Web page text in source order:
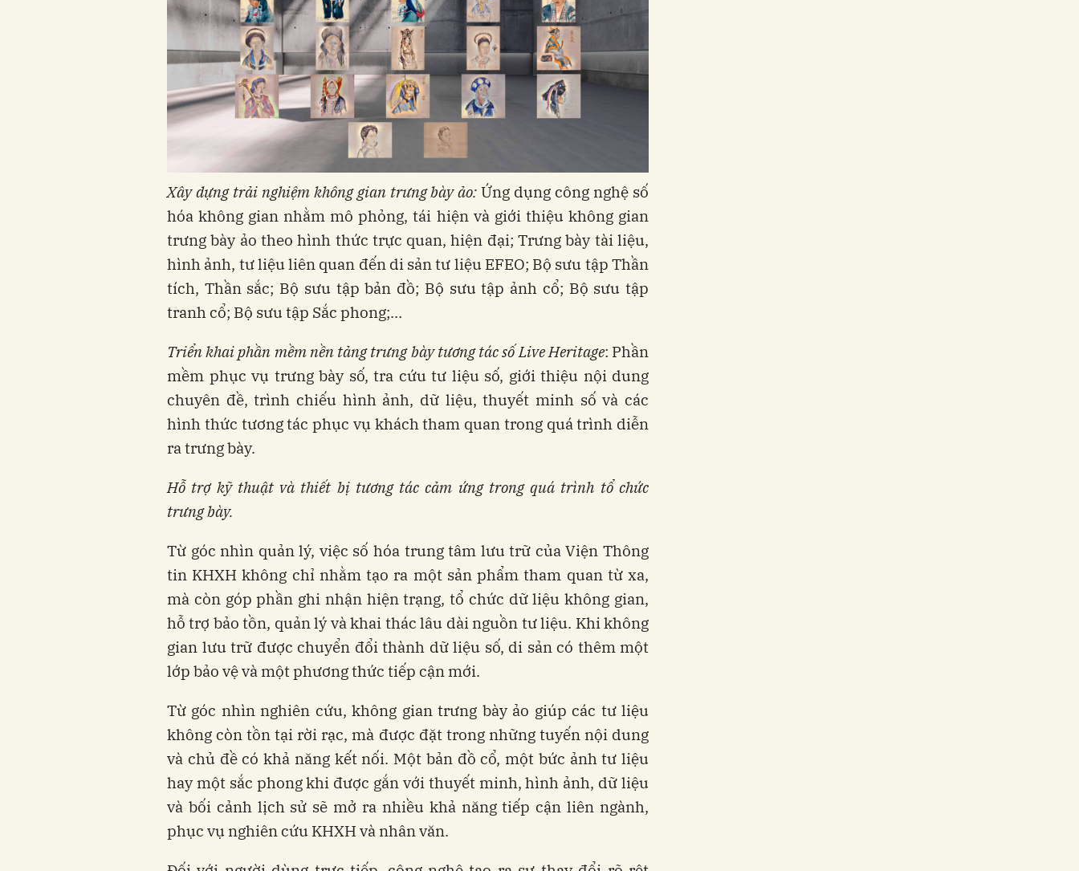
Xây dựng trải nghiệm không gian trưng bày ảo: Ứng dụng công nghệ số
hóa không gian nhằm mô phỏng, tái hiện và giới thiệu không gian
trưng bày ảo theo hình thức trực quan, hiện đại; Trưng bày tài liệu,
hình ảnh, tư liệu liên quan đến di sản tư liệu EFEO; Bộ sưu tập Thần
tích, Thần sắc; Bộ sưu tập bản đồ; Bộ sưu tập ảnh cổ; Bộ sưu tập
tranh cổ; Bộ sưu tập Sắc phong;…
Triển khai phần mềm nền tảng trưng bày tương tác số Live Heritage: Phần
mềm phục vụ trưng bày số, tra cứu tư liệu số, giới thiệu nội dung
chuyên đề, trình chiếu hình ảnh, dữ liệu, thuyết minh số và các
hình thức tương tác phục vụ khách tham quan trong quá trình diễn
ra trưng bày.
Hỗ trợ kỹ thuật và thiết bị tương tác cảm ứng trong quá trình tổ chức
trưng bày.
Từ góc nhìn quản lý, việc số hóa trung tâm lưu trữ của Viện Thông
tin KHXH không chỉ nhằm tạo ra một sản phẩm tham quan từ xa,
mà còn góp phần ghi nhận hiện trạng, tổ chức dữ liệu không gian,
hỗ trợ bảo tồn, quản lý và khai thác lâu dài nguồn tư liệu. Khi không
gian lưu trữ được chuyển đổi thành dữ liệu số, di sản có thêm một
lớp bảo vệ và một phương thức tiếp cận mới.
Từ góc nhìn nghiên cứu, không gian trưng bày ảo giúp các tư liệu
không còn tồn tại rời rạc, mà được đặt trong những tuyến nội dung
và chủ đề có khả năng kết nối. Một bản đồ cổ, một bức ảnh tư liệu
hay một sắc phong khi được gắn với thuyết minh, hình ảnh, dữ liệu
và bối cảnh lịch sử sẽ mở ra nhiều khả năng tiếp cận liên ngành,
phục vụ nghiên cứu KHXH và nhân văn.